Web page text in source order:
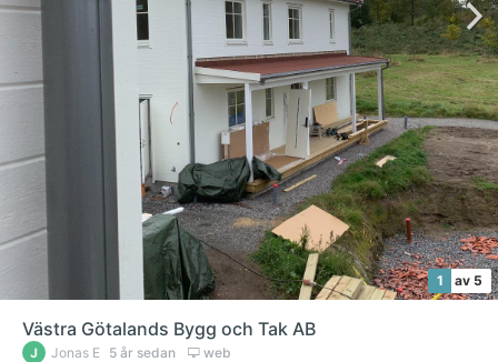
1 av 5
Västra Götalands Bygg och Tak AB
Jonas E 5 år sedan web